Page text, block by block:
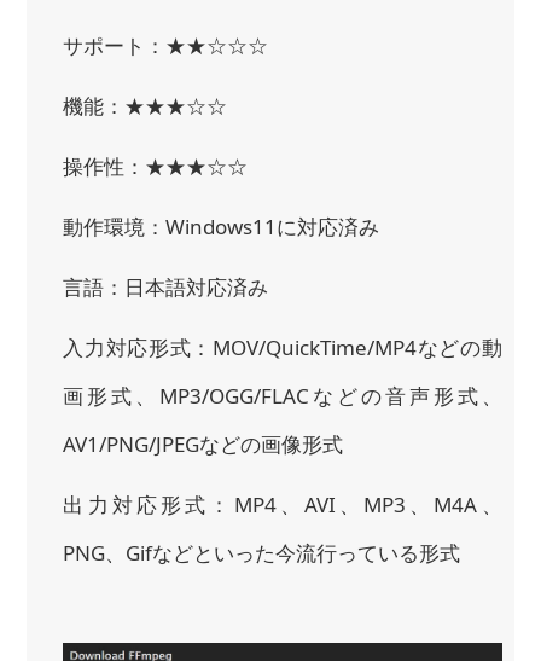
サポート：★★☆☆☆
機能：★★★☆☆
操作性：★★★☆☆
動作環境：Windows11に対応済み
言語：日本語対応済み
入力対応形式：MOV/QuickTime/MP4などの動
画形式、MP3/OGG/FLACなどの音声形式、
AV1/PNG/JPEGなどの画像形式
出力対応形式：MP4、AVI、MP3、M4A、
PNG、Gifなどといった今流行っている形式